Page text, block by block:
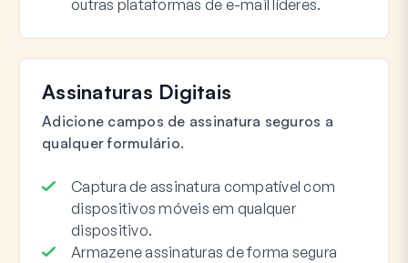
outras plataformas de e-mail líderes.
Assinaturas Digitais
Adicione campos de assinatura seguros a
qualquer formulário.
Captura de assinatura compatível com
dispositivos móveis em qualquer
dispositivo.
Armazene assinaturas de forma segura